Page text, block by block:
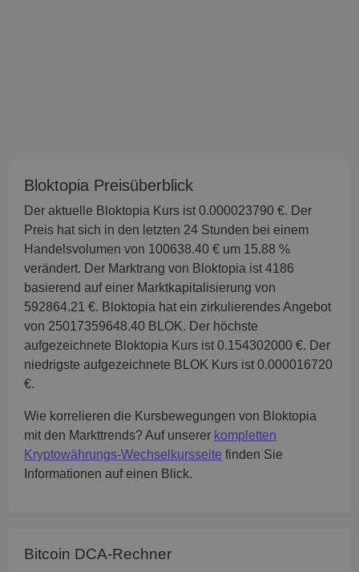
Bloktopia Preisüberblick
Der aktuelle Bloktopia Kurs ist 0.000023790 €. Der
Preis hat sich in den letzten 24 Stunden bei einem
Handelsvolumen von 100638.40 € um 15.88 %
verändert. Der Marktrang von Bloktopia ist 4186
basierend auf einer Marktkapitalisierung von
592864.21 €. Bloktopia hat ein zirkulierendes Angebot
von 25017359648.40 BLOK. Der höchste
aufgezeichnete Bloktopia Kurs ist 0.154302000 €. Der
niedrigste aufgezeichnete BLOK Kurs ist 0.000016720
€.
Wie korrelieren die Kursbewegungen von Bloktopia
mit den Markttrends? Auf unserer kompletten
Kryptowährungs-Wechselkursseite finden Sie
Informationen auf einen Blick.
Bitcoin DCA-Rechner